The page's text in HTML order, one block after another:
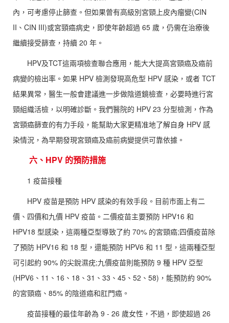
內，可考慮停止篩查。但如果曾有高級別宮頸上皮內瘤變(CIN
II、CIN III)或宮頸癌病史，即使年齡超過 65 歲，仍需在治療後
繼續接受篩查，持續 20 年。
HPV及TCT這兩項檢查聯合應用，能大大提高宮頸癌及癌前
病變的檢出率。如果 HPV 檢測發現高危型 HPV 感染，或者 TCT
結果異常，醫生一般會建議進一步做陰道鏡檢查，必要時進行宮
頸組織活檢，以明確診斷。我們醫院的 HPV 23 分型檢測，作為
宮頸癌篩查的有力手段，能幫助大家更精准地了解自身 HPV 感
染情況，為早期發現宮頸癌及癌前病變提供可靠依據。
六、HPV 的預防措施
1 疫苗接種
HPV 疫苗是預防 HPV 感染的有效手段。目前市面上有二
價、四價和九價 HPV 疫苗。二價疫苗主要預防 HPV16 和
HPV18 型感染，這兩種亞型導致了約 70% 的宮頸癌;四價疫苗除
了預防 HPV16 和 18 型，還能預防 HPV6 和 11 型，這兩種亞型
可引起約 90% 的尖銳濕疣;九價疫苗則能預防 9 種 HPV 亞型
(HPV6、11、16、18、31、33、45、52、58)，能預防約 90%
的宮頸癌、85% 的陰道癌和肛門癌。
疫苗接種的最佳年齡為 9 - 26 歲女性，不過，即使超過 26